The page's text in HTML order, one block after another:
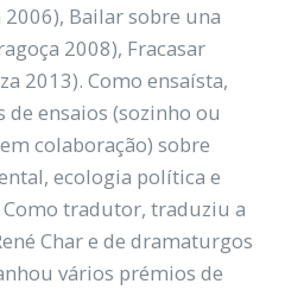
Bailar sobre una
2008), Fracasar
2013). Como ensaísta,
de ensaios (sozinho ou
colaboração) sobre
ecologia política e
tradutor, traduziu a
Char e de dramaturgos
vários prémios de